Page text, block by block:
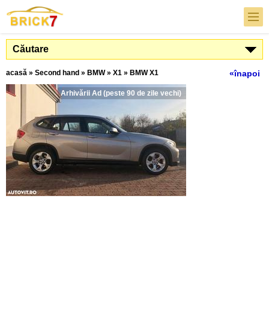
Căutare
«înapoi
acasă » Second hand » BMW» X1 » BMW X1
Arhivării Ad (peste 90 de zile vechi)